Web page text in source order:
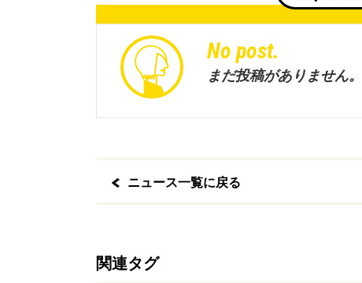
No post.
まだ投稿がありません。
ニュース一覧に戻る
関連タグ